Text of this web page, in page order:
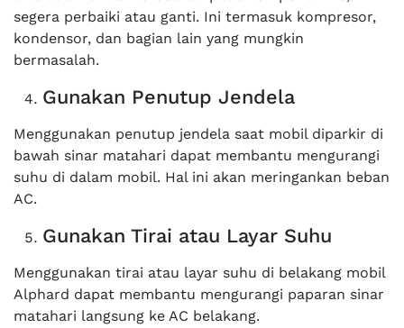
segera perbaiki atau ganti. Ini termasuk kompresor,
kondensor, dan bagian lain yang mungkin
bermasalah.
Gunakan Penutup Jendela
Menggunakan penutup jendela saat mobil diparkir di
bawah sinar matahari dapat membantu mengurangi
suhu di dalam mobil. Hal ini akan meringankan beban
AC.
Gunakan Tirai atau Layar Suhu
Menggunakan tirai atau layar suhu di belakang mobil
Alphard dapat membantu mengurangi paparan sinar
matahari langsung ke AC belakang.